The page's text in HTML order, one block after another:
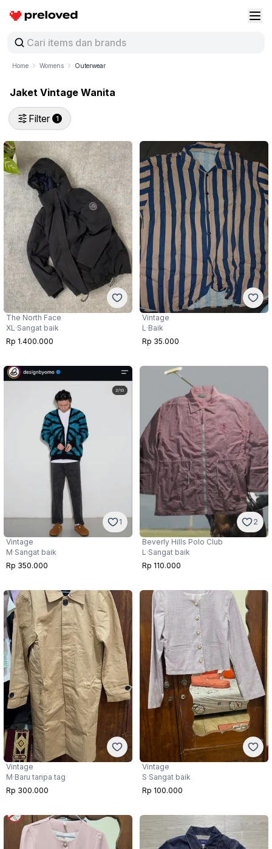
Preloved Indonesia
Home Womens Outerwear
Jaket Vintage Wanita
Filter 1
The North Face
XL ·Sangat baik
Rp 1.400.000
Vintage
L ·Baik
Rp 35.000
1
Vintage
M·Sangat baik
Rp 350.000
2
Beverly Hills Polo Club
L·Sangat baik
Rp 110.000
Vintage
M·Baru tanpa tag
Rp 300.000
Vintage
S·Sangat baik
Rp 100.000